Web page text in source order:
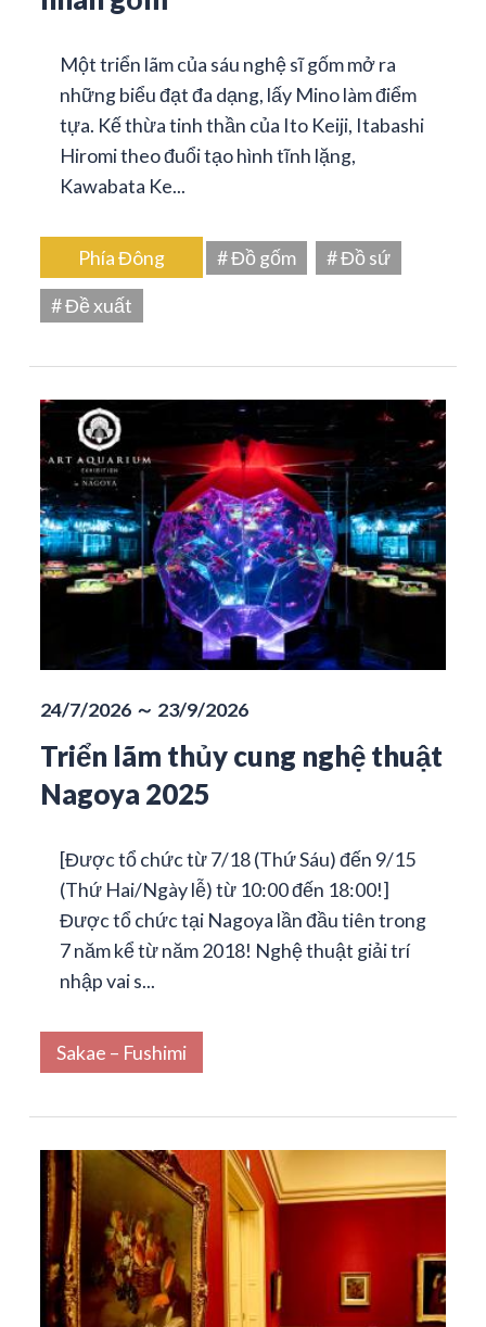
Một triển lãm của sáu nghệ sĩ gốm mở ra
những biểu đạt đa dạng, lấy Mino làm điểm
tựa. Kế thừa tinh thần của Ito Keiji, Itabashi
Hiromi theo đuổi tạo hình tĩnh lặng,
Kawabata Ke...
Phía Đông # Đồ gốm
# Đồ sứ
# Đề xuất
24/7/2026 ～ 23/9/2026
Triển lãm thủy cung nghệ thuật
Nagoya 2025
[Được tổ chức từ 7/18 (Thứ Sáu) đến 9/15
(Thứ Hai/Ngày lễ) từ 10:00 đến 18:00!]
Được tổ chức tại Nagoya lần đầu tiên trong
7 năm kể từ năm 2018! Nghệ thuật giải trí
nhập vai s...
Sakae – Fushimi